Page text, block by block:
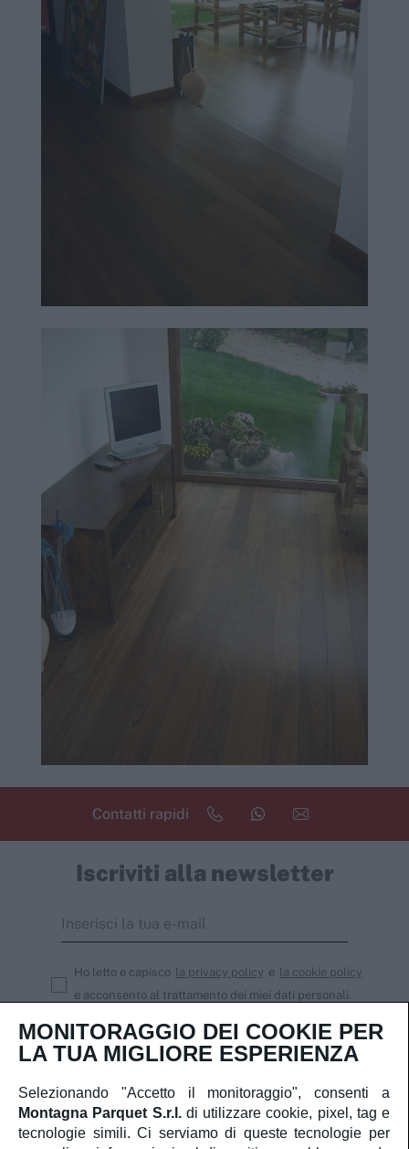
Contatti rapidi
Iscriviti alla newsletter
Ho letto e capisco la privacy policy e la cookie policy
e acconsento al trattamento dei miei dati personali.
Iscriviti
Servizio Clienti
MONITORAGGIO DEI COOKIE PER
LA TUA MIGLIORE ESPERIENZA
Selezionando "Accetto il monitoraggio", consenti a
Montagna Parquet S.r.l. di utilizzare cookie, pixel, tag e
tecnologie simili. Ci serviamo di queste tecnologie per